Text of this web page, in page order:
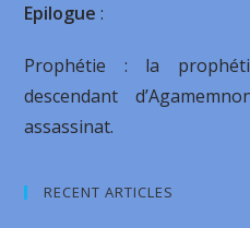
Epilogue:
Prophétie : la
descendant
assassinat.
RECENT ARTICLES